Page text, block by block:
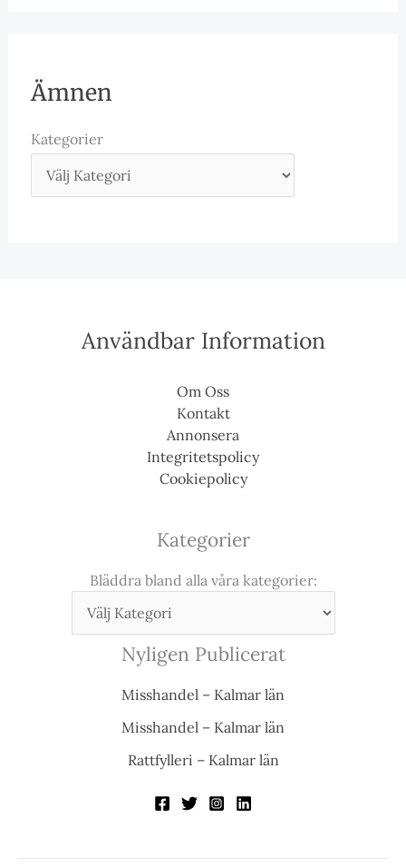
Ämnen
Kategorier
Användbar Information
Om Oss
Kontakt
Annonsera
Integritetspolicy
Cookiepolicy
Kategorier
Bläddra bland alla våra kategorier:
Nyligen Publicerat
Misshandel – Kalmar län
Misshandel – Kalmar län
Rattfylleri – Kalmar län